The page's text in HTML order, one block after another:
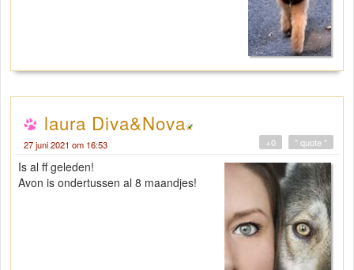
laura Diva&Nova
27 juni 2021 om 16:53 " quote "
+0
Is al ff geleden!
Avon is ondertussen al 8 maandjes!